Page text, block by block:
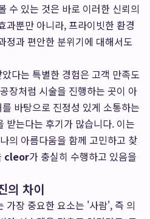
수 있는 것은 바로 이러한 신뢰의
과뿐만 아니라, 프라이빗한 환경
정과 편안한 분위기에 대해서도
다는 특별한 경험은 고객 만족도
장처럼 시술을 진행하는 곳이 아
바탕으로 진정성 있게 소통하는
받는다는 후기가 많습니다. 이는
의 아름다움을 함께 고민하고 찾
cleor가 충실히 수행하고 있음을
의 차이
가장 중요한 요소는 '사람', 즉 의